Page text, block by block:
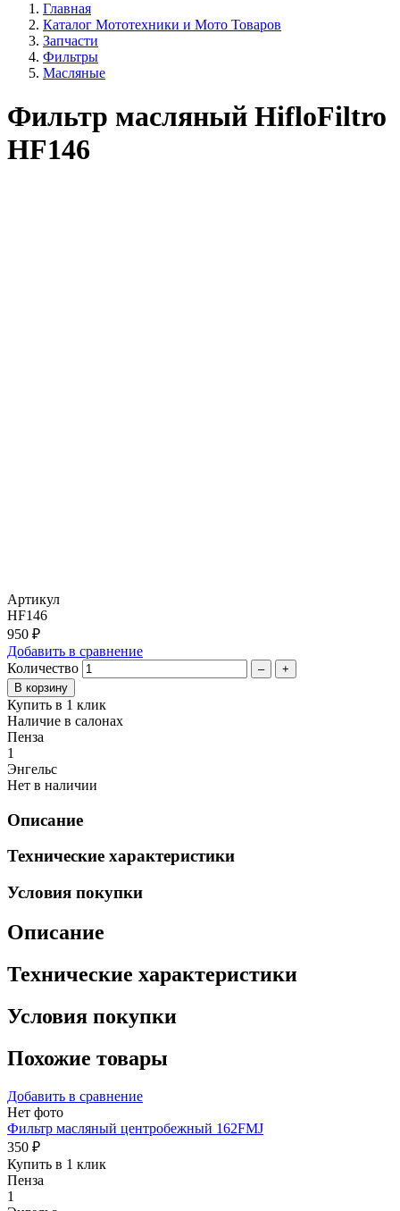
Главная
Каталог Мототехники и Мото Товаров
Запчасти
Фильтры
Масляные
Фильтр масляный HifloFiltro
HF146
Артикул
HF146
950 ₽
Добавить в сравнение
Количество
– +
Купить в 1 клик
Наличие в салонах
Пенза
1
Энгельс
Нет в наличии
Описание
Технические характеристики
Условия покупки
Описание
Технические характеристики
Условия покупки
Похожие товары
Добавить в сравнение
Нет фото
Фильтр масляный центробежный 162FMJ
350 ₽
Купить в 1 клик
Пенза
1